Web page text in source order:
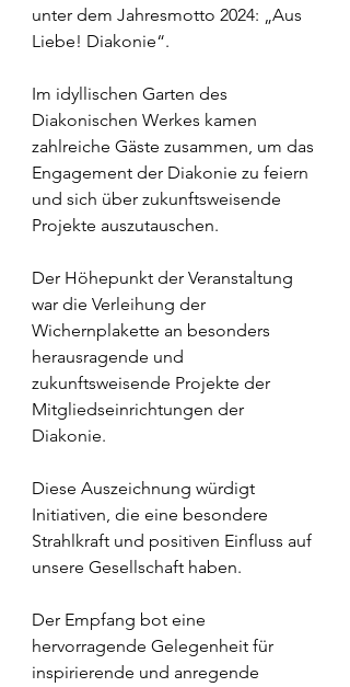
unter dem Jahresmotto 2024: „Aus
Liebe! Diakonie“.
Im idyllischen Garten des
Diakonischen Werkes kamen
zahlreiche Gäste zusammen, um das
Engagement der Diakonie zu feiern
und sich über zukunftsweisende
Projekte auszutauschen.
Der Höhepunkt der Veranstaltung
war die Verleihung der
Wichernplakette an besonders
herausragende und
zukunftsweisende Projekte der
Mitgliedseinrichtungen der
Diakonie.
Diese Auszeichnung würdigt
Initiativen, die eine besondere
Strahlkraft und positiven Einfluss auf
unsere Gesellschaft haben.
Der Empfang bot eine
hervorragende Gelegenheit für
inspirierende und anregende